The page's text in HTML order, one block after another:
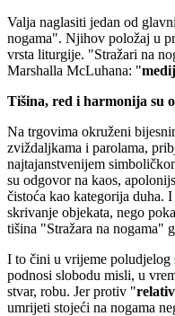
Valja naglasiti jedan od
nogama". Njihov položaj u
vrsta liturgije. "Stražari na
Marshalla McLuhana: "
Tišina, red i harmonija su
Na trgovima okruženi
zviždaljkama i parolama,
najtajanstvenijem
su odgovor na kaos,
čistoća kao kategorija duha.
skrivanje objekata, nego
tišina "Stražara na nogama"
I to čini u vrijeme poludjelog
podnosi slobodu misli, u
stvar, robu. Jer protiv "
umrijeti stojeći na nogama